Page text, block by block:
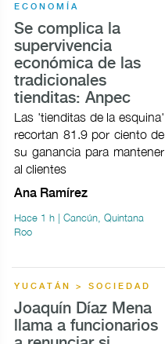
ECONOMÍA
Se complica la
supervivencia
económica de las
tradicionales
tienditas: Anpec
Las 'tienditas de la esquina'
recortan 81.9 por ciento de
su ganancia para mantener
al clientes
Ana Ramírez
Hace 1 h | Cancún, Quintana
Roo
YUCATÁN > SOCIEDAD
Joaquín Díaz Mena
llama a funcionarios